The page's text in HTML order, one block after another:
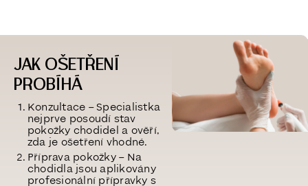
JAK OŠETŘENÍ
PROBÍHÁ
Konzultace – Specialistka
nejprve posoudí stav
pokožky chodidel a ověří,
zda je ošetření vhodné.
Příprava pokožky – Na
chodidla jsou aplikovány
profesionální přípravky s